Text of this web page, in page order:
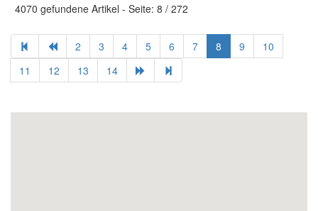
4070 gefundene Artikel - Seite: 8 / 272
2 3 4 5 6 7 8 9
10
11
12 13 14